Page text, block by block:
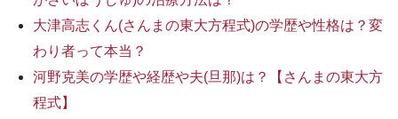
大津高志くん(さんまの東大方程式)の学歴や性格は？変
わり者って本当？
河野克美の学歴や経歴や夫(旦那)は？【さんまの東大方
程式】